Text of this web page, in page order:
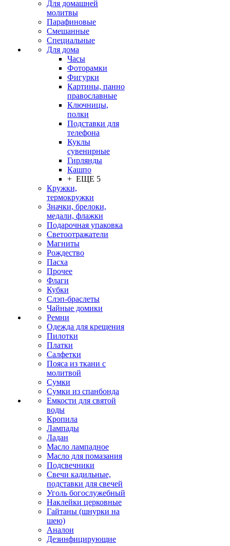
Для домашней
молитвы
Парафиновые
Смешанные
Специальные
Для дома
Часы
Фоторамки
Фигурки
Картины, панно
православные
Ключницы,
полки
Подставки для
телефона
Куклы
сувенирные
Гирлянды
Кашпо
+ ЕЩЕ 5
Кружки,
термокружки
Значки, брелоки,
медали, флажки
Подарочная упаковка
Светоотражатели
Магниты
Рождество
Пасха
Прочее
Флаги
Кубки
Слэп-браслеты
Чайные домики
Ремни
Одежда для крещения
Пилотки
Платки
Салфетки
Пояса из ткани с
молитвой
Сумки
Сумки из спанбонда
Емкости для святой
воды
Кропила
Лампады
Ладан
Масло лампадное
Масло для помазания
Подсвечники
Свечи кадильные,
подставки для свечей
Уголь богослужебный
Наклейки церковные
Гайтаны (шнурки на
шею)
Аналои
Дезинфицирующие